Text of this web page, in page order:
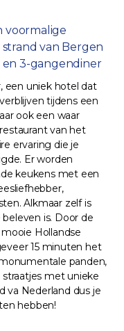
voormalige
van Bergen
en 3-gangendiner
een uniek hotel dat
tijdens een
ook een waar
van het
ervaring die je
Er worden
keukens met een
Alkmaar zelf is
is. Door de
Hollandse
15 minuten het
panden,
met unieke
va Nederland dus je
hebben!